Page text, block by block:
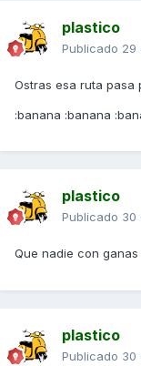
plastico
Publicado 29
Ostras esa ruta pasa
:banana :banana
plastico
Publicado 30
Que nadie con
plastico
Publicado 30